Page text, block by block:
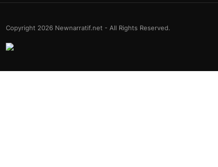
Copyright 2026 Newnarratif.net - All Rights Reserved.